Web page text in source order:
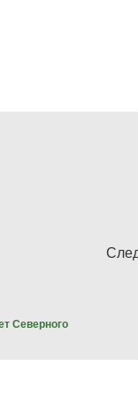
Северного